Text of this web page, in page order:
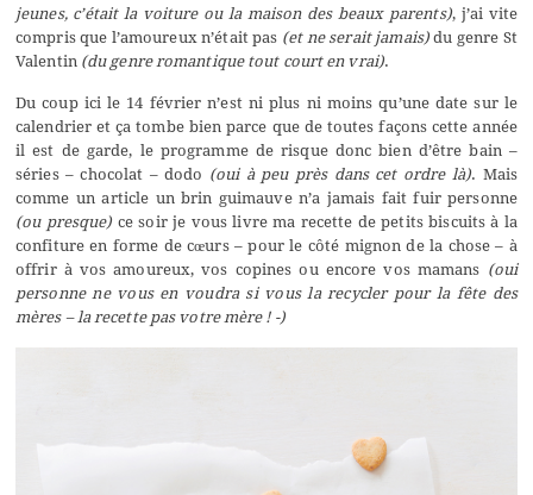
jeunes, c’était la voiture ou la maison des beaux parents), j’ai vite
compris que l’amoureux n’était pas (et ne serait jamais)du genre St
Valentin (du genre romantique tout court en vrai).
Du coup ici le 14 février n’est ni plus ni moins qu’une date sur le
calendrier et ça tombe bien parce que de toutes façons cette année
il est de garde, le programme de risque donc bien d’être bain –
séries – chocolat – dodo (oui à peu près dans cet ordre là). Mais
comme un article un brin guimauve n’a jamais fait fuir personne
(ou presque) ce soir je vous livre ma recette de petits biscuits à la
confiture en forme de cœurs – pour le côté mignon de la chose – à
offrir à vos amoureux, vos copines ou encore vos mamans (oui
personne ne vous en voudra si vous la recycler pour la fête des
mères – la recette pas votre mère ! -)